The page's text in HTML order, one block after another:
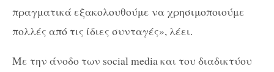
πραγματικά εξακολουθούμε να χρησιμοποιούμε
πολλές από τις ίδιες συνταγές», λέει.
Με την άνοδο των social media και του διαδικτύου